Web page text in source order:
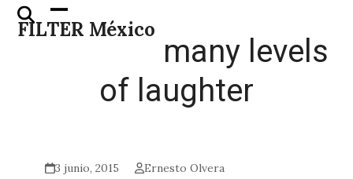
Skip
FILTER México
Open
mobile
Close
mobile
many levels
of laughter
3 junio, 2015
Ernesto Olvera